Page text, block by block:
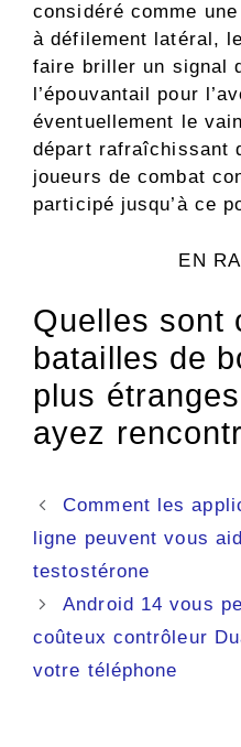
considéré comme
à défilement latéral,
faire briller un signal
l’épouvantail pour
éventuellement le
départ rafraîchissant
joueurs de combat
participé jusqu’à ce
EN
Quelles sont
batailles de
plus
ayez
Navigation
des
Comment les
ligne peuvent vous
testostérone
Android 14 vous
coûteux contrôleur
votre téléphone